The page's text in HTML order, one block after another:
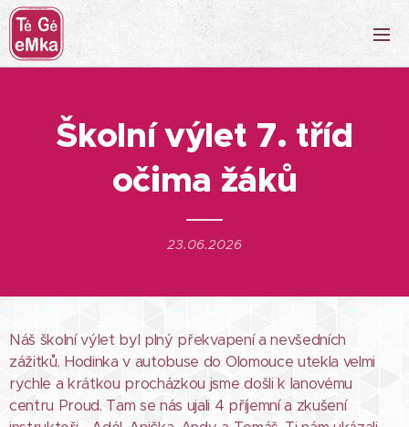
Školní výlet 7. tříd
očima žáků
23.06.2026
Náš školní výlet byl plný překvapení a nevšedních
zážitků. Hodinka v autobuse do Olomouce utekla velmi
rychle a krátkou procházkou jsme došli k lanovému
centru Proud. Tam se nás ujali 4 příjemní a zkušení